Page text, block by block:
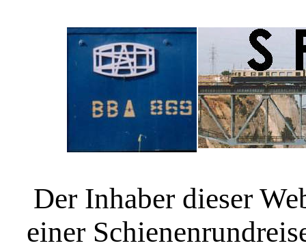
Der Inhaber dieser
einer